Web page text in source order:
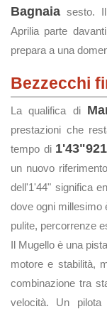
Bagnaia sesto.
Aprilia parte
prepara a una
Bezzecchi
La qualifica di
prestazioni che
tempo di 1'43"921
un nuovo
dell'1'44" significa
dove ogni millesimo
pulite, percorrenze
Il Mugello è una
motore e stabilità,
combinazione tra
velocità. Un pilota